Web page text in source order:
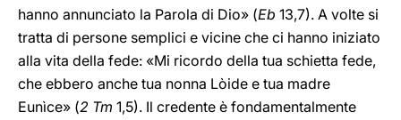
hanno annunciato la Parola di Dio» (Eb 13,7). A volte si
tratta di persone semplici e vicine che ci hanno iniziato
alla vita della fede: «Mi ricordo della tua schietta fede,
che ebbero anche tua nonna Lòide e tua madre
Eunìce» (2 Tm 1,5). Il credente è fondamentalmente